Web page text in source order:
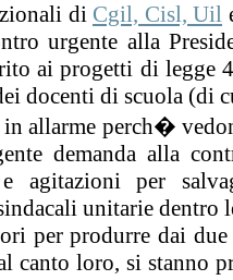
di Cgil, Cisl, Uil
urgente alla
ai progetti di legge
docenti di scuola (di
allarme perch�
demanda alla
e agitazioni per
unitarie
per produrre dai
canto loro, si stanno